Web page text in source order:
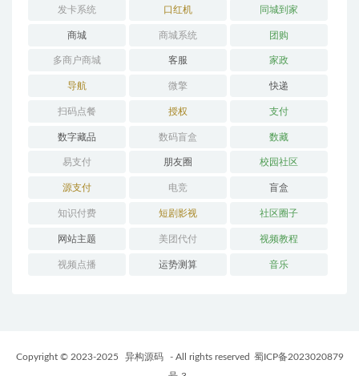
发卡系统 口红机 同城到家
商城 商城系统 团购
多商户商城 客服 家政
导航 微擎 快递
扫码点餐 授权 支付
数字藏品 数码盲盒 数藏
易支付 朋友圈 校园社区
源支付 电竞 盲盒
知识付费 短剧影视 社区圈子
网站主题 美团代付 视频教程
视频点播 运势测算 音乐
Copyright © 2023-2025 异构源码 - All rights reserved 蜀ICP备2023020879